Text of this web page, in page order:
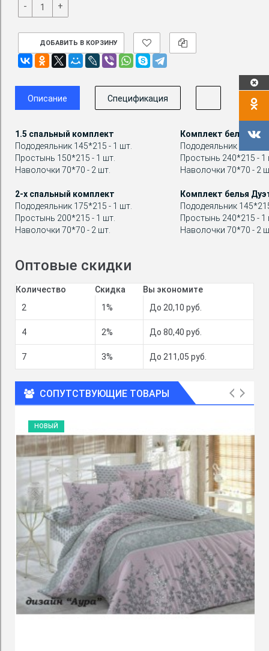
- +
ДОБАВИТЬ В КОРЗИНУ
Описание Спецификация
1.5 спальный комплект
Комплект белья
Пододеяльник 145*215 - 1 шт.
Простынь 150*215 - 1 шт.
Наволочки 70*70 - 2 шт.
Пододеяльник
Простынь 240*215 - 1
Наволочки 70*70 - 2
2-х спальный комплект
Комплект белья
Пододеяльник 175*215 - 1 шт.
Простынь 200*215 - 1 шт.
Наволочки 70*70 - 2 шт.
Пододеяльник
Простынь 240*215 - 1
Наволочки 70*70 - 2
Оптовые скидки
Количество Скидка
Вы экономите
2
1% До 20,10 руб.
4 2% До 80,40 руб.
7 3% До 211,05 руб.
СОПУТСТВУЮЩИЕ ТОВАРЫ
НОВЫЙ